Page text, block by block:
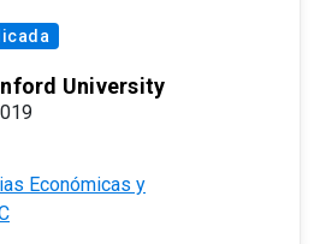
University
Económicas y